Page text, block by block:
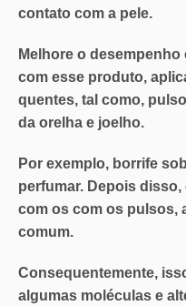
contato com a pele.
Melhore o
com esse produto,
quentes, tal como,
da orelha e joelho.
Por exemplo, borrife
perfumar. Depois
com os com os pulsos,
comum.
Consequentemente,
algumas moléculas e